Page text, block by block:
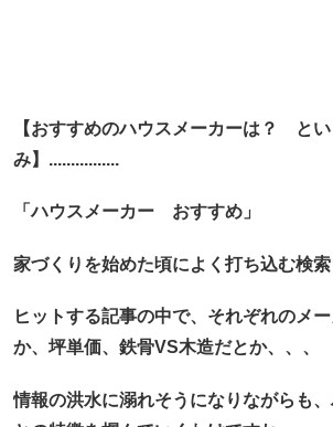
【おすすめのハウスメーカーは？ と
み】................
「ハウスメーカー おすすめ」
家づくりを始めた頃によく打ち込む検索
ヒットする記事の中で、 それぞれのメ
か、坪単価、鉄骨VS木造だとか、、、
情報の洪水に溺れそうになりながらも